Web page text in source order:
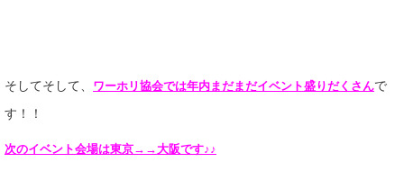
そしてそして、 ワーホリ協会では年内まだまだイベント盛りだくさんで
す！！
次のイベント会場は東京→→大阪です♪♪